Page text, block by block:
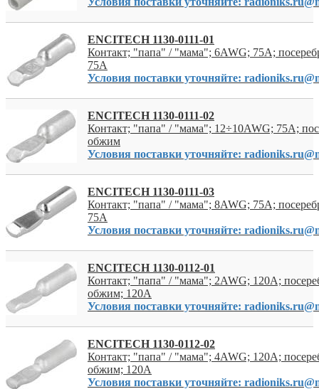
ENCITECH 1130-0111-01
Контакт; "папа" / "мама"; 6AWG; 75A;
75А
Условия поставки уточняйте:
ENCITECH 1130-0111-02
Контакт; "папа" / "мама"; 12÷10AWG; 75A;
обжим
Условия поставки уточняйте:
ENCITECH 1130-0111-03
Контакт; "папа" / "мама"; 8AWG; 75A;
75А
Условия поставки уточняйте:
ENCITECH 1130-0112-01
Контакт; "папа" / "мама"; 2AWG; 120A;
обжим; 120А
Условия поставки уточняйте:
ENCITECH 1130-0112-02
Контакт; "папа" / "мама"; 4AWG; 120A;
обжим; 120А
Условия поставки уточняйте: